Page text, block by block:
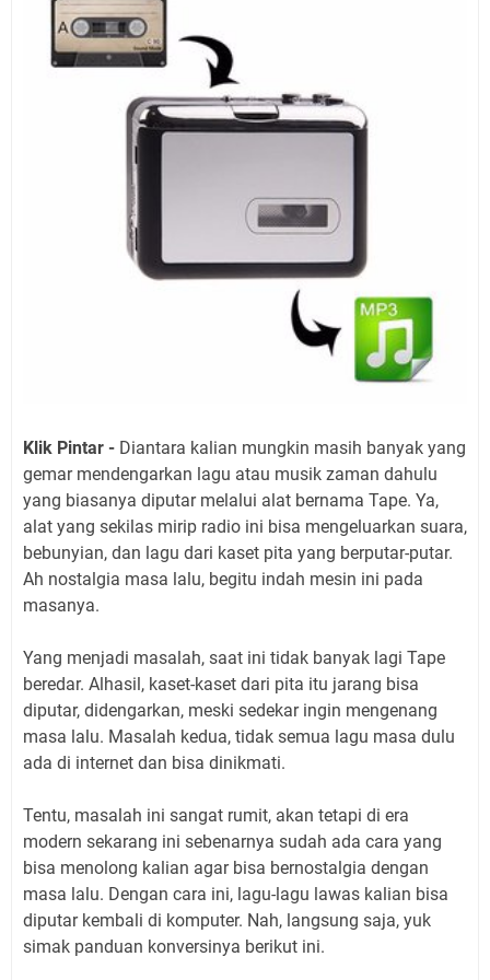
Klik Pintar - Diantara kalian mungkin masih banyak yang
gemar mendengarkan lagu atau musik zaman dahulu
yang biasanya diputar melalui alat bernama Tape. Ya,
alat yang sekilas mirip radio ini bisa mengeluarkan suara,
bebunyian, dan lagu dari kaset pita yang berputar-putar.
Ah nostalgia masa lalu, begitu indah mesin ini pada
masanya.
Yang menjadi masalah, saat ini tidak banyak lagi Tape
beredar. Alhasil, kaset-kaset dari pita itu jarang bisa
diputar, didengarkan, meski sedekar ingin mengenang
masa lalu. Masalah kedua, tidak semua lagu masa dulu
ada di internet dan bisa dinikmati.
Tentu, masalah ini sangat rumit, akan tetapi di era
modern sekarang ini sebenarnya sudah ada cara yang
bisa menolong kalian agar bisa bernostalgia dengan
masa lalu. Dengan cara ini, lagu-lagu lawas kalian bisa
diputar kembali di komputer. Nah, langsung saja, yuk
simak panduan konversinya berikut ini.